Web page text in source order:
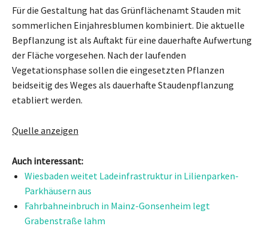
Für die Gestaltung hat das Grünflächenamt Stauden mit
sommerlichen Einjahresblumen kombiniert. Die aktuelle
Bepflanzung ist als Auftakt für eine dauerhafte Aufwertung
der Fläche vorgesehen. Nach der laufenden
Vegetationsphase sollen die eingesetzten Pflanzen
beidseitig des Weges als dauerhafte Staudenpflanzung
etabliert werden.
Quelle anzeigen
Auch interessant:
Wiesbaden weitet Ladeinfrastruktur in Lilienparken-
Parkhäusern aus
Fahrbahneinbruch in Mainz-Gonsenheim legt
Grabenstraße lahm